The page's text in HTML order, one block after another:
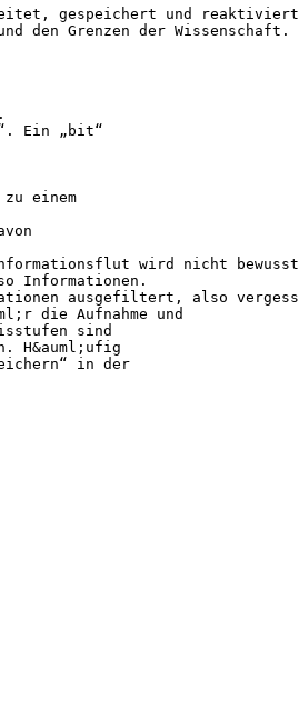
gespeichert und
den Grenzen der Wissenschaft.
Ein „bit“
einem
wird nicht bewusst
Informationen.
ausgefiltert, also
die Aufnahme und
sind
H&auml;ufig
in der